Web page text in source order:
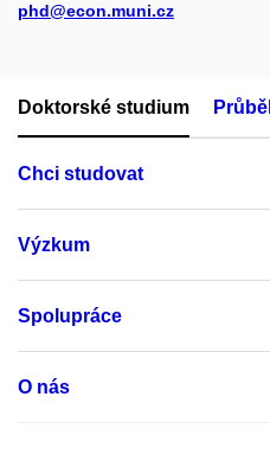
phd@econ.muni.cz
Doktorské studium
Chci studovat
Výzkum
Spolupráce
O nás